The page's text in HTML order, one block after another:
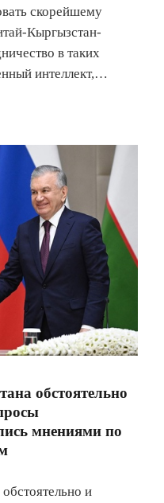
скорейшему
Кыргызстан-
в таких
интеллект,…
обстоятельно
мнениями по
и